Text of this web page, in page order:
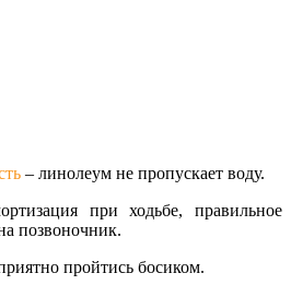
– линолеум не пропускает воду.
при ходьбе, правильное
позвоночник.
пройтись босиком.